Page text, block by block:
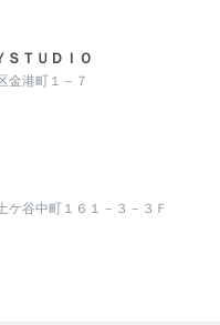
ＳＴＵＤＩＯ
金港町１－７
ケ谷中町１６１－３－３Ｆ